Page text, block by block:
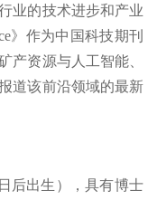
业的技术进步和产业
》作为中国科技期刊
产资源与人工智能、
道该前沿领域的最新
后出生），具有博士